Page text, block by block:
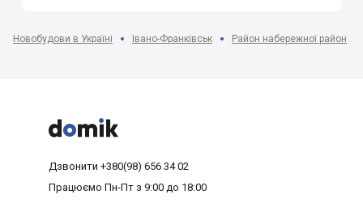
Новобудови в Україні Івано-Франківськ Район набережної район



Дзвонити +380(98) 656 34 02
Працюємо Пн-Пт з 9:00 до 18:00